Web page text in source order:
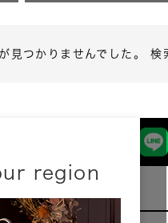
見つかりませんでした。 検
region
配送について